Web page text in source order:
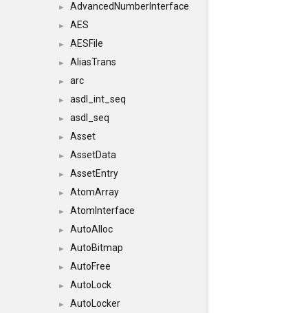
► AdvancedNumberInterface
► AES
► AESFile
► AliasTrans
► arc
► asdl_int_seq
► asdl_seq
► Asset
► AssetData
► AssetEntry
► AtomArray
► AtomInterface
► AutoAlloc
► AutoBitmap
► AutoFree
► AutoLock
► AutoLocker